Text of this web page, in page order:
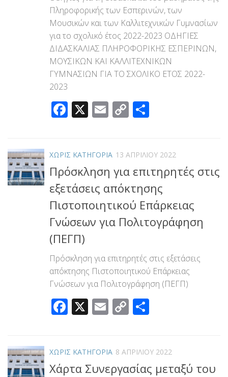
Πληροφορικής των Εσπερινών, των
Μουσικών και των Καλλιτεχνικών Γυμνασίων
για το σχολικό έτος 2022-2023 ΟΔΗΓΙΕΣ
ΔΙΔΑΣΚΑΛΙΑΣ ΠΛΗΡΟΦΟΡΙΚΗΣ ΕΣΠΕΡΙΝΩΝ,
ΜΟΥΣΙΚΩΝ ΚΑΙ ΚΑΛΛΙΤΕΧΝΙΚΩΝ
ΓΥΜΝΑΣΙΩΝ ΓΙΑ ΤΟ ΣΧΟΛΙΚΟ ΕΤΟΣ 2022-
2023
Facebook
X Email
Copy
ΧΩΡΊΣ ΚΑΤΗΓΟΡΊΑ 13 ΑΠΡΙΛΊΟΥ 2022
Πρόσκληση για επιτηρητές στις
εξετάσεις απόκτησης
Πιστοποιητικού Επάρκειας
Γνώσεων για Πολιτογράφηση
(ΠΕΓΠ)
Πρόσκληση για επιτηρητές στις εξετάσεις
απόκτησης Πιστοποιητικού Επάρκειας
Γνώσεων για Πολιτογράφηση (ΠΕΓΠ)
Facebook
X Email
Copy
ΧΩΡΊΣ ΚΑΤΗΓΟΡΊΑ 8 ΑΠΡΙΛΊΟΥ 2022
Χάρτα Συνεργασίας μεταξύ του